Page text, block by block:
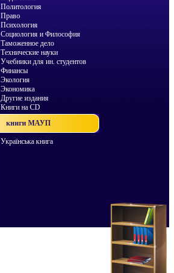
Политология
Право
Психология
Социология и Философия
Таможенное дело
Технические науки
Учебники для ин. студентов
Финансы
Экология
Экономика
Другие издания
Книги на CD
книги МАУП
Українська книга